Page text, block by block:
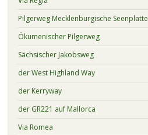
Pilgerweg Mecklenburgische Seenplatte
Ökumenischer Pilgerweg
Sächsischer Jakobsweg
der West Highland Way
der Kerryway
der GR221 auf Mallorca
Via Romea